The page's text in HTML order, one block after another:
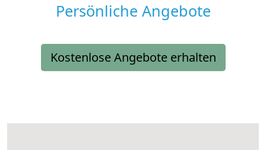
Persönliche Angebote
Kostenlose Angebote erhalten